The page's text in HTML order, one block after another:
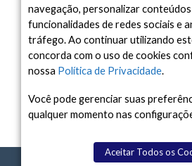
Arquivo
Arquivo
navegação, personalizar
funcionalidades de redes sociais e
tráfego. Ao continuar utilizando
concorda com o uso de cookies
nossa Política de Privacidade.
Você pode gerenciar suas
qualquer momento nas
Aceitar Todos os